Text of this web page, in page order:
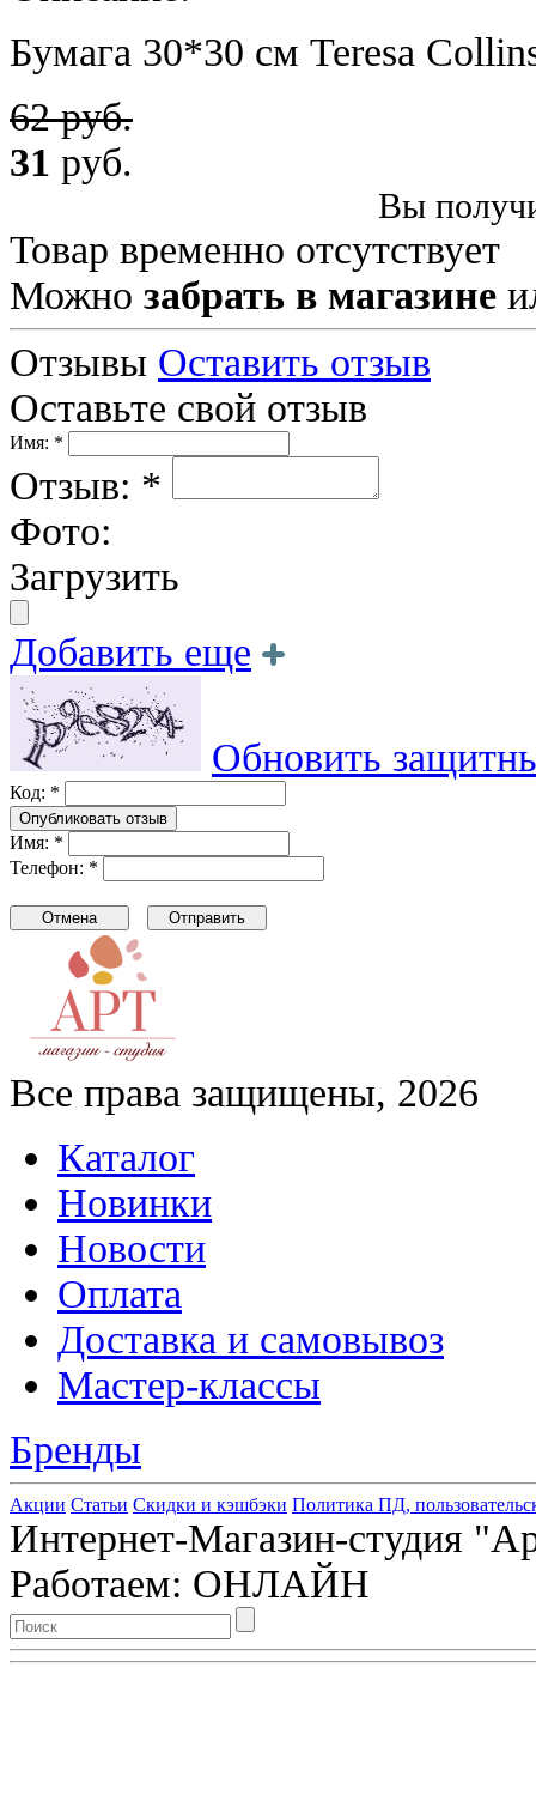
Бумага 30*30 см Teresa
62 руб.
31 руб.
Вы
Товар временно отсутствует
Можно забрать в магазине
Отзывы Оставить отзыв
Оставьте свой отзыв
Имя: *
Отзыв: *
Фото:
Загрузить
Добавить еще
Обновить
Код: *
Имя: *
Телефон: *
Все права защищены, 2026
Каталог
Новинки
Новости
Оплата
Доставка и самовывоз
Мастер-классы
Бренды
Акции Статьи Скидки и кэшбэки Политика ПД,
Интернет-Магазин-студия
Работаем: ОНЛАЙН